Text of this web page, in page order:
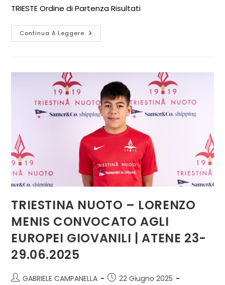
TRIESTE Ordine di Partenza Risultati
Continua A Leggere
TRIESTINA NUOTO – LORENZO
MENIS CONVOCATO AGLI
EUROPEI GIOVANILI | ATENE 23-
29.06.2025
GABRIELE CAMPANELLA
22 Giugno 2025